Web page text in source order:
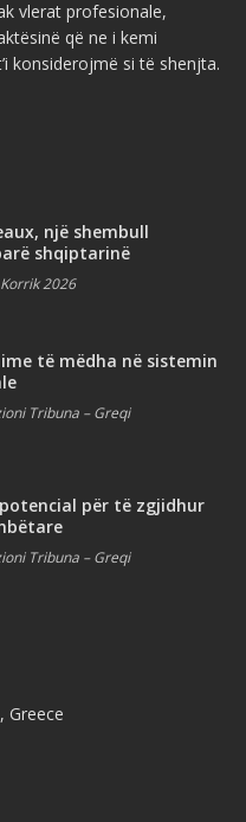
vlerat profesionale,
që ne i kemi
konsiderojmë si të shenjta.
një shembull
shqiptarinë
2026
të mëdha në sistemin
Tribuna – Greqi
për të zgjidhur
Tribuna – Greqi
Greece